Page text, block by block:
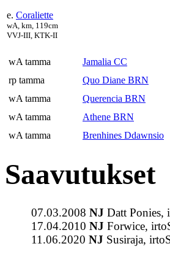
e. Coraliette
wA, km, 119cm
VVJ-III, KTK-II
wA tamma Jamalia CC
rp tamma
Quo Diane BRN
wA tamma
Querencia BRN
wA tamma
Athene BRN
wA tamma
Brenhines Ddawnsio
Saavutukset
07.03.2008 NJ Datt Ponies,
17.04.2010 NJ Forwice,
11.06.2020 NJ Susiraja,